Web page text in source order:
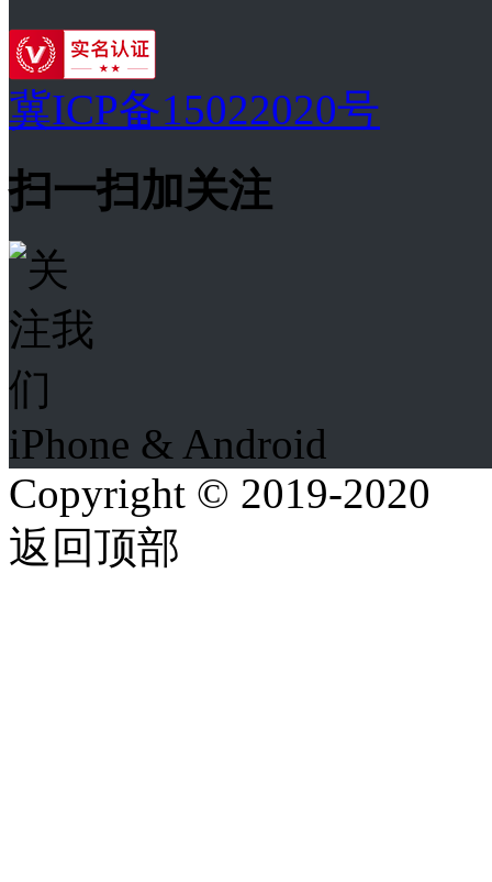
冀ICP备15022020号
扫一扫加关注
iPhone & Android
Copyright © 2019-2020
返回顶部